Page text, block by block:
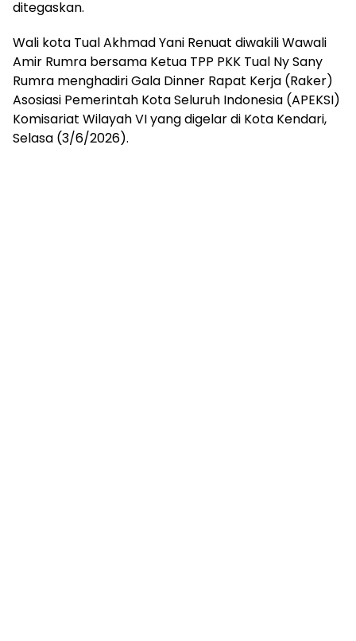
ditegaskan.
Wali kota Tual Akhmad Yani Renuat diwakili Wawali
Amir Rumra bersama Ketua TPP PKK Tual Ny Sany
Rumra menghadiri Gala Dinner Rapat Kerja (Raker)
Asosiasi Pemerintah Kota Seluruh Indonesia (APEKSI)
Komisariat Wilayah VI yang digelar di Kota Kendari,
Selasa (3/6/2026).